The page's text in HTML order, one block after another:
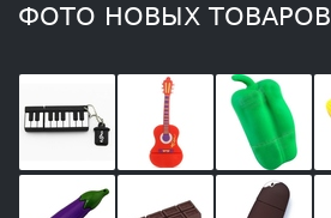
ФОТО НОВЫХ ТОВАРОВ